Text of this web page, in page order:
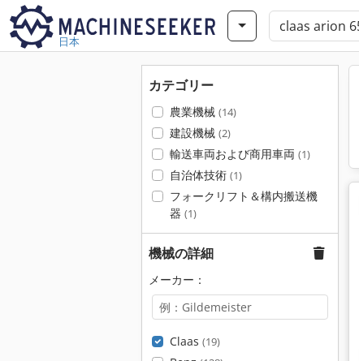
日本
カテゴリー
農業機械 (14)
建設機械 (2)
輸送車両および商用車両 (1)
自治体技術 (1)
フォークリフト＆構内搬送機
器 (1)
機械の詳細
メーカー：
Claas (19)